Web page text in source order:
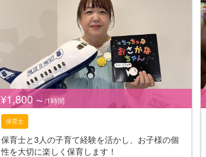
¥1,800 〜 /1時間
保育士
保育士と3人の子育て経験を活かし、お子様の個
性を大切に楽しく保育します！